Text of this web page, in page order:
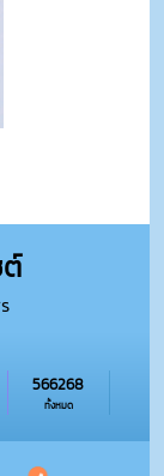
ทั้งหมด
566268